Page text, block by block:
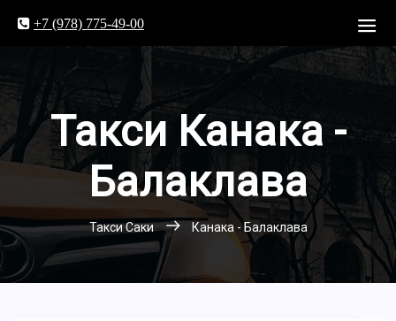
+7 (978) 775-49-00
Такси Канака -
Балаклава
Такси Саки Канака - Балаклава